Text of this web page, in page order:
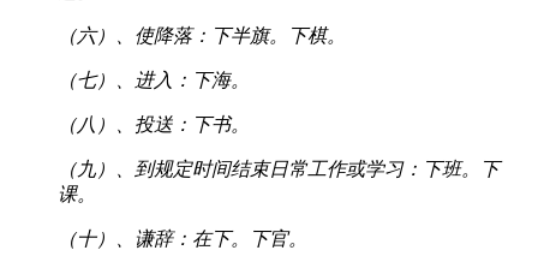
（六）、使降落：下半旗。下棋。
（七）、进入：下海。
（八）、投送：下书。
（九）、到规定时间结束日常工作或学习：下班。下
课。
（十）、谦辞：在下。下官。